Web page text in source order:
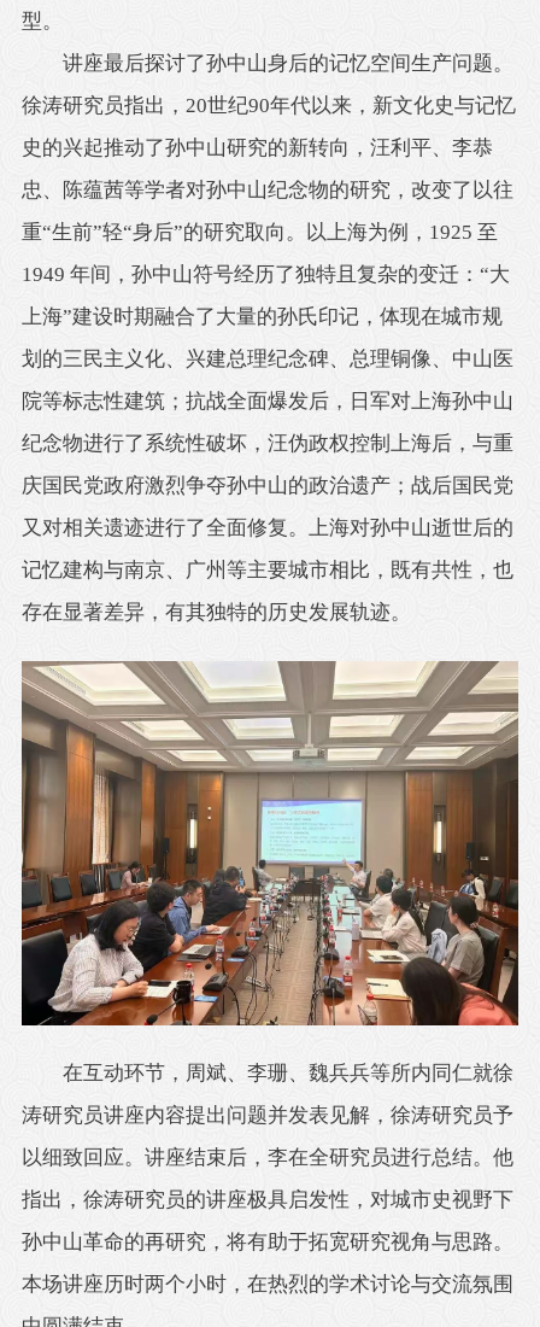
型。
讲座最后探讨了孙中山身后的记忆空间生产问题。
徐涛研究员指出，20世纪90年代以来，新文化史与记忆
史的兴起推动了孙中山研究的新转向，汪利平、李恭
忠、陈蕴茜等学者对孙中山纪念物的研究，改变了以往
重“生前”轻“身后”的研究取向。以上海为例，1925 至
1949 年间，孙中山符号经历了独特且复杂的变迁：“大
上海”建设时期融合了大量的孙氏印记，体现在城市规
划的三民主义化、兴建总理纪念碑、总理铜像、中山医
院等标志性建筑；抗战全面爆发后，日军对上海孙中山
纪念物进行了系统性破坏，汪伪政权控制上海后，与重
庆国民党政府激烈争夺孙中山的政治遗产；战后国民党
又对相关遗迹进行了全面修复。上海对孙中山逝世后的
记忆建构与南京、广州等主要城市相比，既有共性，也
存在显著差异，有其独特的历史发展轨迹。
在互动环节，周斌、李珊、魏兵兵等所内同仁就徐
涛研究员讲座内容提出问题并发表见解，徐涛研究员予
以细致回应。讲座结束后，李在全研究员进行总结。他
指出，徐涛研究员的讲座极具启发性，对城市史视野下
孙中山革命的再研究，将有助于拓宽研究视角与思路。
本场讲座历时两个小时，在热烈的学术讨论与交流氛围